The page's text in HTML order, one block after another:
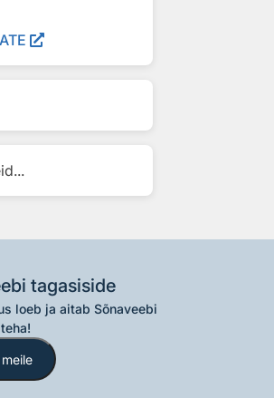
tagasiside
loeb ja aitab Sõnaveebi